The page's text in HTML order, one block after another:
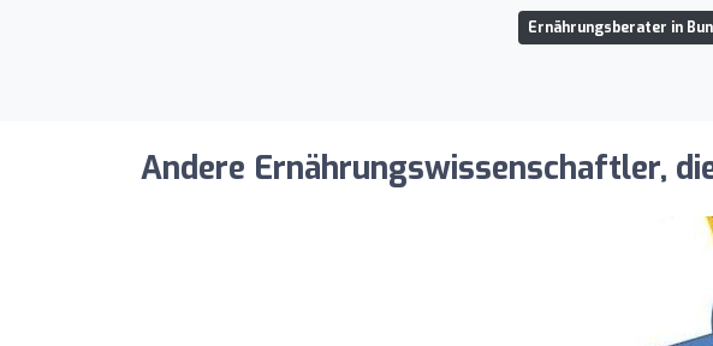
Ernährungsberater in
Andere Ernährungswissenschaftler,